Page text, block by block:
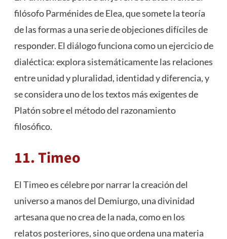
filósofo Parménides de Elea, que somete la teoría
de las formas a una serie de objeciones difíciles de
responder. El diálogo funciona como un ejercicio de
dialéctica: explora sistemáticamente las relaciones
entre unidad y pluralidad, identidad y diferencia, y
se considera uno de los textos más exigentes de
Platón sobre el método del razonamiento
filosófico.
11. Timeo
El Timeo es célebre por narrar la creación del
universo a manos del Demiurgo, una divinidad
artesana que no crea de la nada, como en los
relatos posteriores, sino que ordena una materia